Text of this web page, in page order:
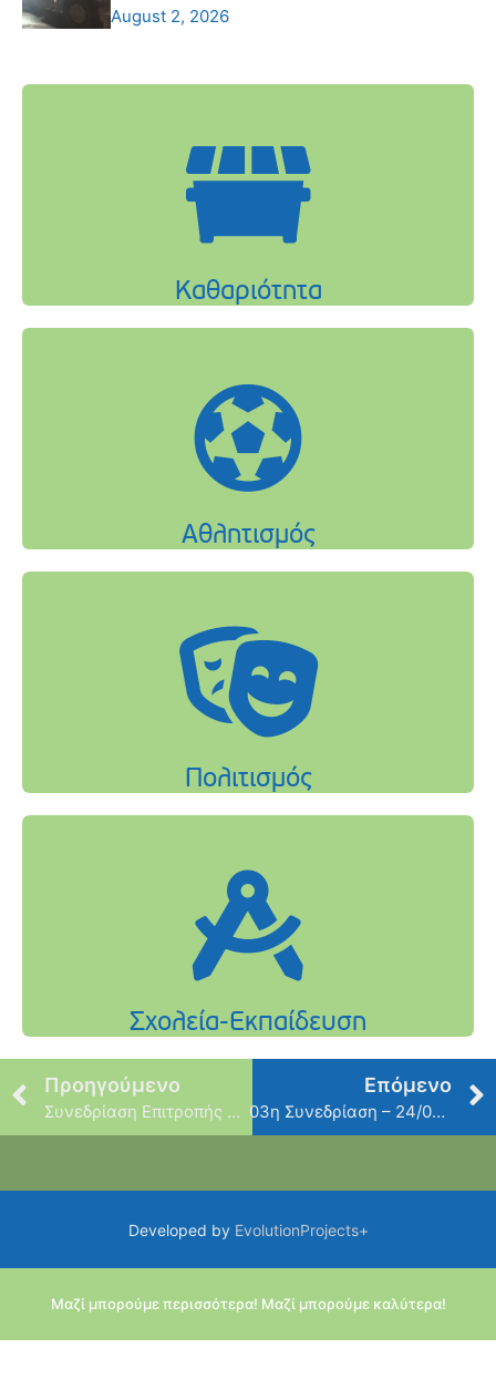
August 2, 2026
Προηγούμενο
Συνεδρίαση Επιτροπής Ποιότητας Ζωής
Επόμενο
03η Συνεδρίαση – 24/07/2023
Developed by EvolutionProjects+
Μαζί μπορούμε περισσότερα! Μαζί μπορούμε καλύτερα!